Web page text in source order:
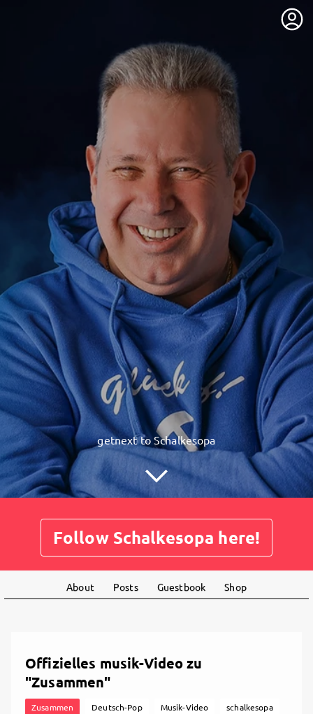
getnext to Schalkesopa
Follow Schalkesopa here!
About Posts Guestbook Shop
Offizielles musik-Video zu
"Zusammen"
Zusammen Deutsch-Pop Musik-Video schalkesopa